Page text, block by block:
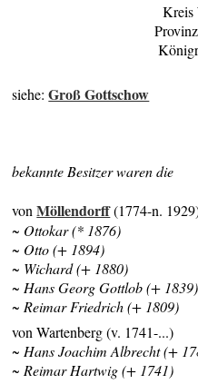
Kreis
siehe:Groß Gottschow
bekannte Besitzer waren die
vonMöllendorff(1774-n.
~ Ottokar (* 1876)
~ Otto (+ 1894)
~ Wichard (+ 1880)
~ Hans Georg Gottlob (+ 1839)
~ Reimar Friedrich (+ 1809)
von Wartenberg (v. 1741-...)
~ Hans Joachim Albrecht (+
~ Reimar Hartwig (+ 1741)